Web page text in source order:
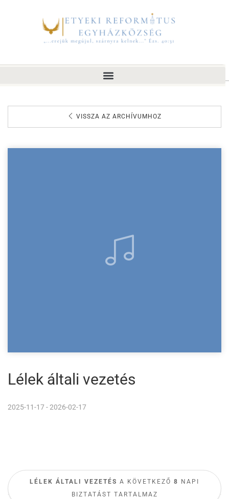
VISSZA AZ ARCHÍVUMHOZ
Lélek általi vezetés
2025-11-17 - 2026-02-17
LÉLEK ÁLTALI VEZETÉS A KÖVETKEZŐ 8
NAPI
BIZTATÁST TARTALMAZ